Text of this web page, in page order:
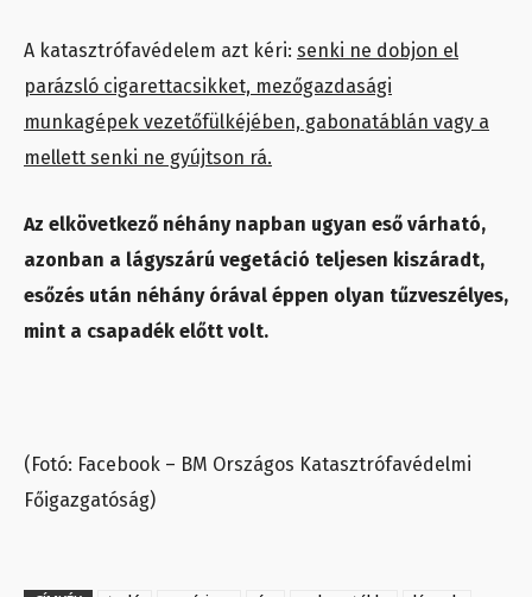
A katasztrófavédelem azt kéri: senki ne dobjon el
parázsló cigarettacsikket, mezőgazdasági
munkagépek vezetőfülkéjében, gabonatáblán vagy a
mellett senki ne gyújtson rá.
Az elkövetkező néhány napban ugyan eső várható,
azonban a lágyszárú vegetáció teljesen kiszáradt,
esőzés után néhány órával éppen olyan tűzveszélyes,
mint a csapadék előtt volt.
(Fotó: Facebook – BM Országos Katasztrófavédelmi
Főigazgatóság)